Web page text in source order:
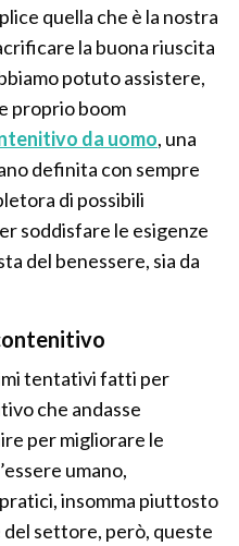
quella che è la nostra
la buona riuscita
potuto assistere,
proprio boom
da uomo, una
definita con sempre
di possibili
soddisfare le esigenze
del benessere, sia da
tentativi fatti per
che andasse
per migliorare le
umano,
insomma piuttosto
del settore, però, queste